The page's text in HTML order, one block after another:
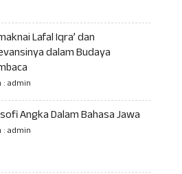
Lafal Iqra’ dan
dalam Budaya
: admin
Angka Dalam Bahasa Jawa
: admin